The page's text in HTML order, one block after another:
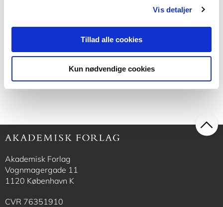
Vis detaljer
Tillad alle cookies
Kun nødvendige cookies
Søren Skipstrup Eriksen
Akademisk Forlag
Vognmagergade 11
1120 København K
CVR 76351910